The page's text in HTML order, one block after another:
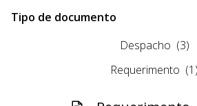
Tipo de documento
Despacho (3)
Requerimento (1)